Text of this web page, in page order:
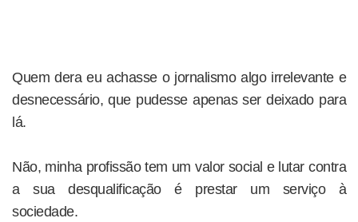
Quem dera eu achasse o jornalismo algo irrelevante e
desnecessário, que pudesse apenas ser deixado para
lá.
Não, minha profissão tem um valor social e lutar contra
a sua desqualificação é prestar um serviço à
sociedade.